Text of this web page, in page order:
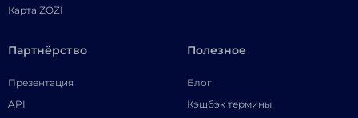
Карта ZOZI
Партнёрство
Презентация
API
Полезное
Блог
Кэшбэк термины